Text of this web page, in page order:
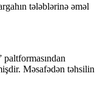
tələblərinə əməl
Məsafədən təhsilin